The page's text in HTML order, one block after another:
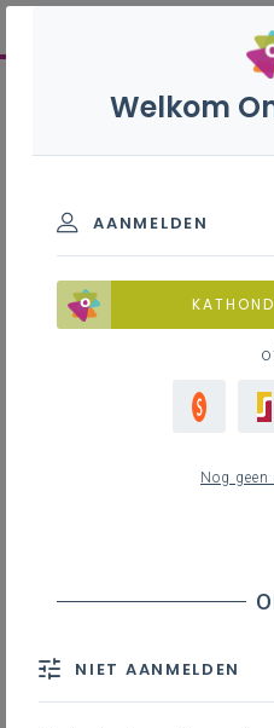
Welkom
AANMELDEN
Nog
NIET AANMELDEN